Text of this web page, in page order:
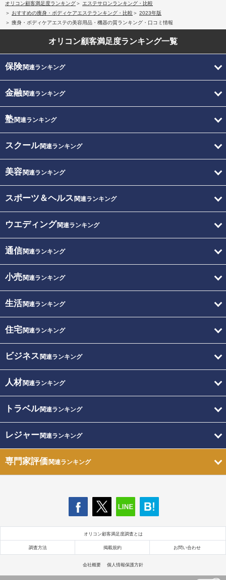
オリコン顧客満足度ランキング
エステサロンランキング・比較
おすすめの痩身・ボディケアエステランキング・比較
2023年版
痩身・ボディケアエステの美容用品・機器の質ランキング・口コミ情報
オリコン顧客満足度ランキング一覧
保険関連ランキング
金融関連ランキング
塾関連ランキング
スクール関連ランキング
美容関連ランキング
スポーツ＆ヘルス 関連ランキング
ウエディング関連ランキング
通信関連ランキング
小売関連ランキング
生活関連ランキング
住宅関連ランキング
ビジネス 関連ランキング
人材関連ランキング
トラベル関連ランキング
レジャー関連ランキング
専門家評価関連ランキング
オリコン顧客満足度調査とは
調査方法 掲載規約 お問い合わせ
会社概要 個人情報保護方針